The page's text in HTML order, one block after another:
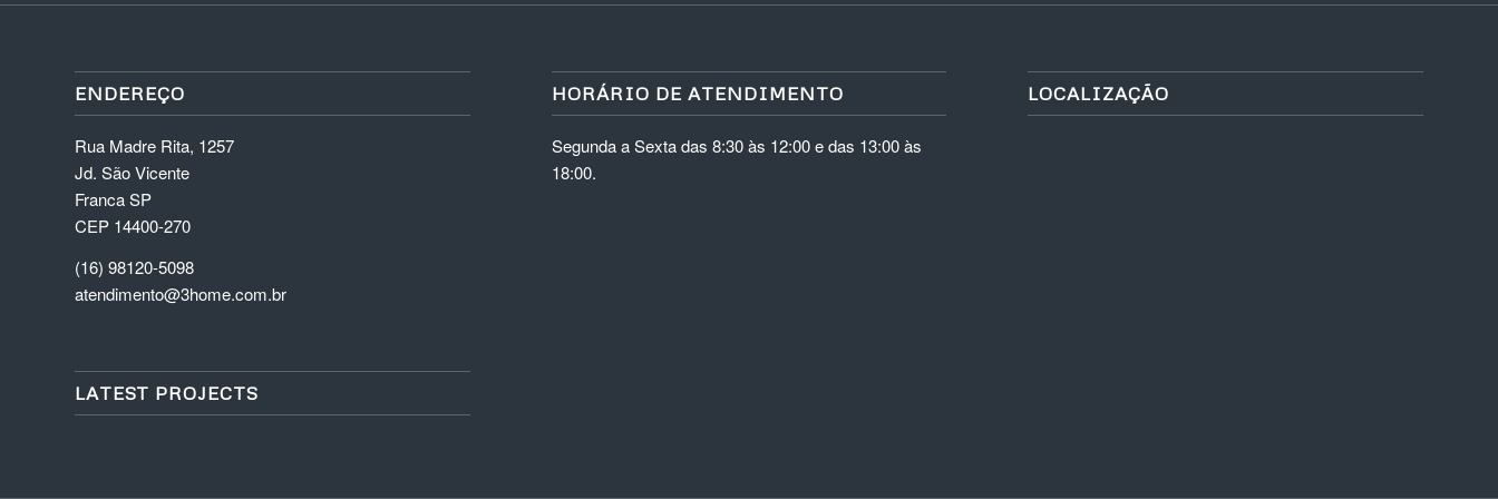
ENDEREÇO
Rua Madre Rita, 1257
Jd. São Vicente
Franca SP
CEP 14400-270
(16) 98120-5098
atendimento@3home.com.br
LATEST PROJECTS
HORÁRIO DE ATENDIMENTO
Segunda a Sexta das 8:30 às 12:00 e das 13:00 às
18:00.
LOCALIZAÇÃO